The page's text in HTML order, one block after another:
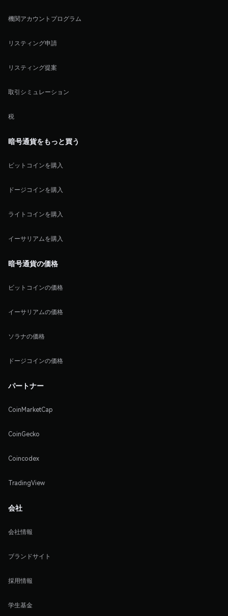
機関アカウントプログラム
リスティング申請
リスティング提案
取引シミュレーション
税
暗号通貨をもっと買う
ビットコインを購入
ドージコインを購入
ライトコインを購入
イーサリアムを購入
暗号通貨の価格
ビットコインの価格
イーサリアムの価格
ソラナの価格
ドージコインの価格
パートナー
CoinMarketCap
CoinGecko
Coincodex
TradingView
会社
会社情報
ブランドサイト
採用情報
学生基金